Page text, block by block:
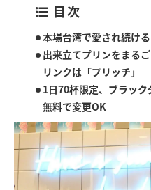
目次
本場台湾で愛され続ける
出来立てプリンをまる
リンクは「プリッチ」
1日70杯限定、ブラッ
無料で変更OK